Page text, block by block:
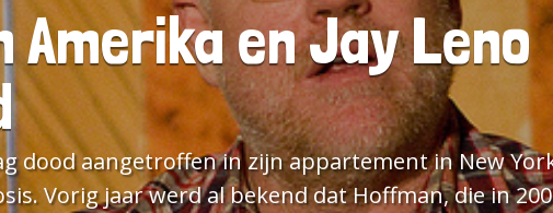
en Jay Leno
dood aangetroffen in zijn appartement in New
Vorig jaar werd al bekend dat Hoffman, die in